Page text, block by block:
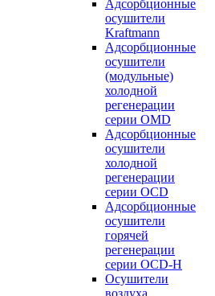
Адсорбционные
осушители
Kraftmann
Адсорбционные
осушители
(модульные)
холодной
регенерации
серии OMD
Адсорбционные
осушители
холодной
регенерации
серии OCD
Адсорбционные
осушители
горячей
регенерации
серии OСD-H
Осушители
воздуха